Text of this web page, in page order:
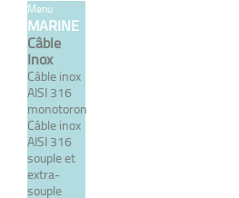
Menu
MARINE
Câble
Inox
Câble inox
AISI 316
monotoron
Câble inox
AISI 316
souple et
extra-
souple
GUIDE DE
ACIER